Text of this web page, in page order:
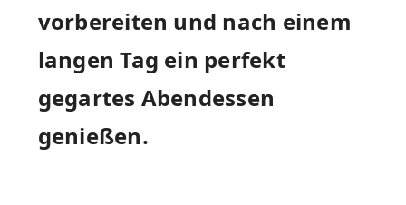
vorbereiten und nach einem
langen ‍Tag ein perfekt
gegartes Abendessen
genießen.